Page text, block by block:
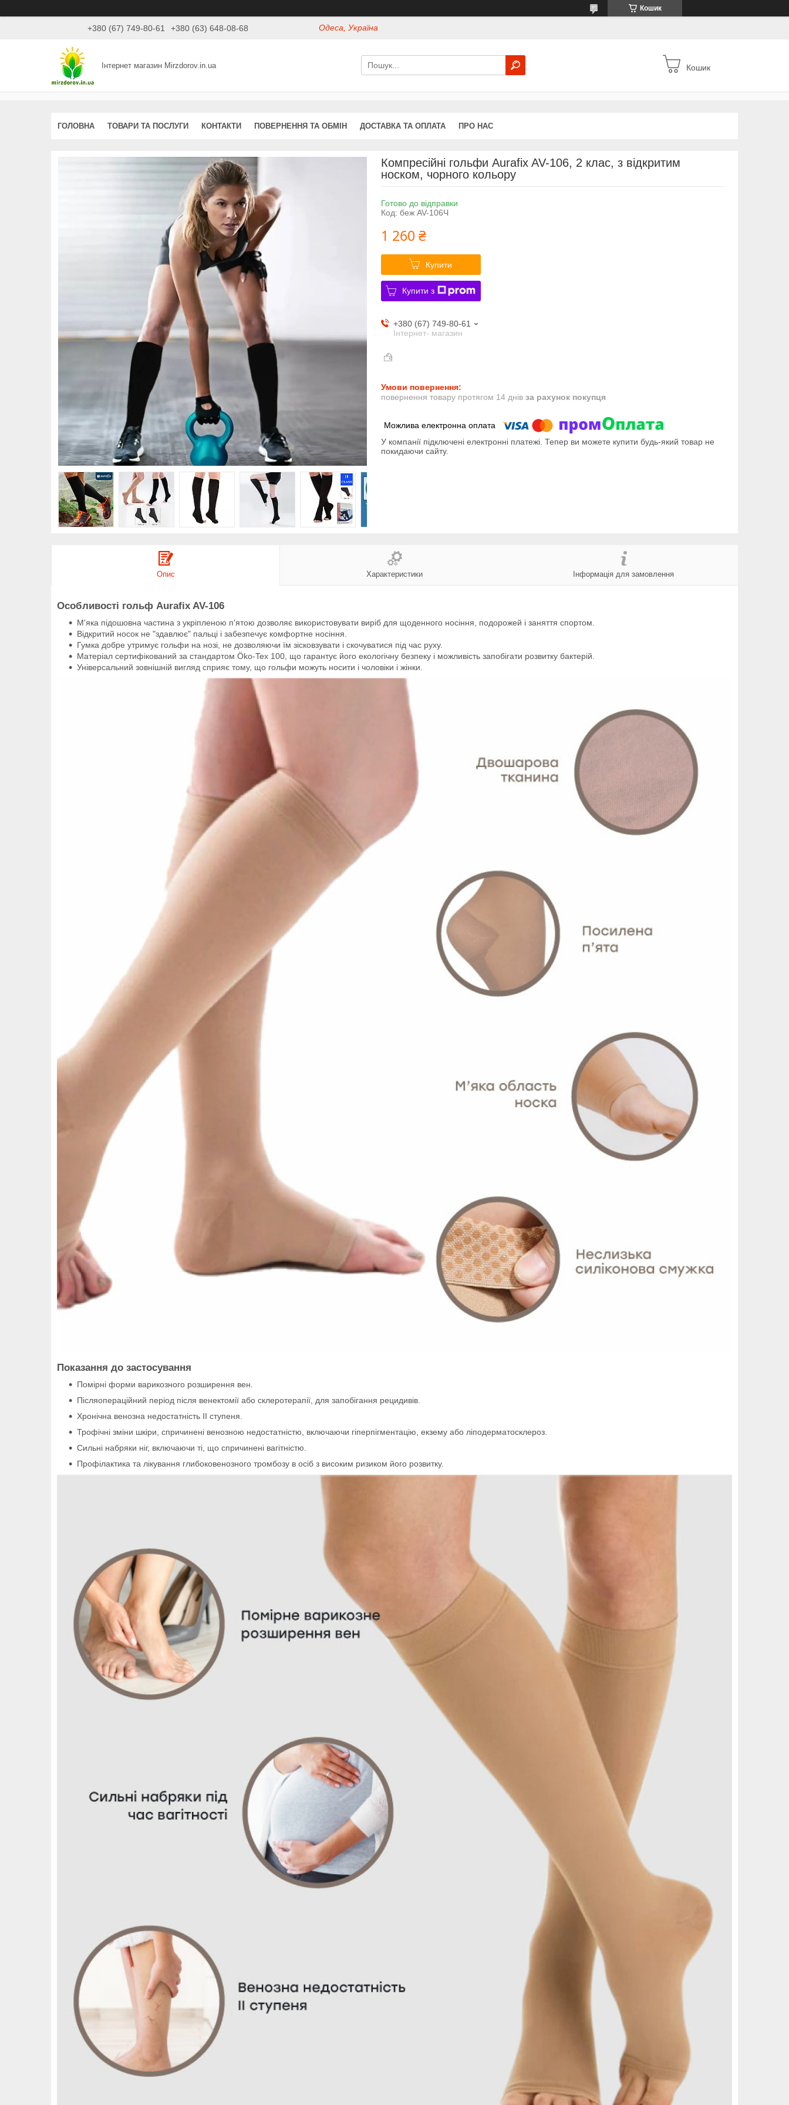
Кошик
+380 (67) 749-80-61 +380 (63) 648-08-68 Одеса, Україна
Інтернет магазин Mirzdorov.in.ua Кошик
ГОЛОВНА ТОВАРИ ТА ПОСЛУГИ КОНТАКТИ ПОВЕРНЕННЯ ТА ОБМІН ДОСТАВКА ТА ОПЛАТА ПРО НАС
Компресійні гольфи Aurafix AV-106, 2 клас, з відкритим
носком, чорного кольору
Готово до відправки
Код: беж AV-106Ч
1 260 ₴
Купити
Купити з
+380 (67) 749-80-61
Інтернет- магазин
повернення товару протягом 14 днів за рахунок покупця
У компанії підключені електронні платежі. Тепер ви можете купити будь-який товар не
покидаючи сайту.
Опис Характеристики Інформація для замовлення
Особливості гольф Aurafix AV-106
М'яка підошовна частина з укріпленою п'ятою дозволяє використовувати виріб для щоденного носіння, подорожей і заняття спортом.
Відкритий носок не "здавлює" пальці і забезпечує комфортне носіння.
Гумка добре утримує гольфи на нозі, не дозволяючи їм зісковзувати і скочуватися під час руху.
Матеріал сертифікований за стандартом Öko-Tex 100, що гарантує його екологічну безпеку і можливість запобігати розвитку бактерій.
Універсальний зовнішній вигляд сприяє тому, що гольфи можуть носити і чоловіки і жінки.
Показання до застосування
Помірні форми варикозного розширення вен.
Післяопераційний період після венектомії або склеротерапії, для запобігання рецидивів.
Хронічна венозна недостатність II ступеня.
Трофічні зміни шкіри, спричинені венозною недостатністю, включаючи гіперпігментацію, екзему або ліподерматосклероз.
Сильні набряки ніг, включаючи ті, що спричинені вагітністю.
Профілактика та лікування глибоковенозного тромбозу в осіб з високим ризиком його розвитку.